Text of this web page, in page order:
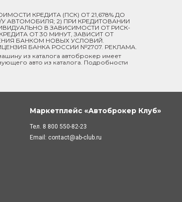
КРЕДИТА (ПСК) ОТ 21,678% ДО
У АВТОМОБИЛЯ; 2) ПРИ КРЕДИТОВАНИИ
В ЗАВИСИМОСТИ ОТ РИСК-
ОТ 30 МИНУТ, ЗАВИСИТ ОТ
БАНКОМ НОВЫХ УСЛОВИЙ.
БАНКА РОССИИ №2707. РЕКЛАМА.
из каталога автоброкер имеет
авто из каталога. Подробности
Маркетплейс «Автоброкер Клуб»
Тел. 8 800 550-82-23
Email: contact@ab-club.ru